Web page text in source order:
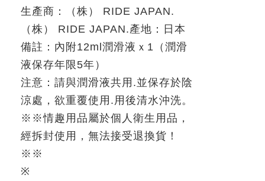
生產商：
（株） RIDE JAPAN.
（株）
RIDE JAPAN.產地：日本
備註：內附12ml潤滑液ｘ 1 （潤滑
液保存年限 5年）
注意：請與潤滑液共用 .並保存於陰
涼處，欲重覆使用 . 用後清水沖洗。
※ ※情趣用品屬於個人衛生用品，
經拆封使用，無法接受退換貨！
※※
※